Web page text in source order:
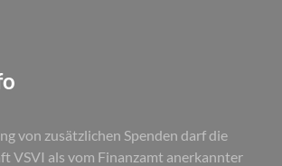
von zusätzlichen Spenden darf die
VSVI als vom Finanzamt anerkannter